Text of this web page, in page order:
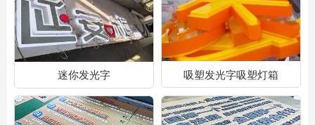
迷你发光字 吸塑发光字吸塑灯箱